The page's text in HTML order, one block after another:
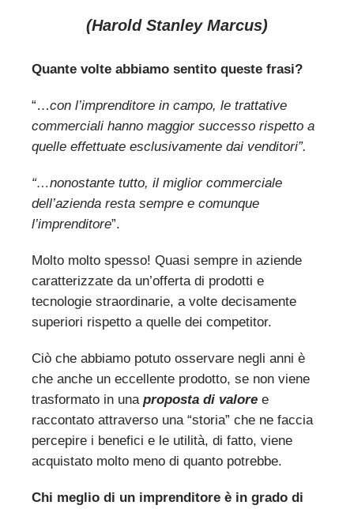
(Harold Stanley Marcus)
Quante volte abbiamo sentito queste frasi?
“…con l’imprenditore in campo, le trattative
commerciali hanno maggior successo rispetto a
quelle effettuate esclusivamente dai venditori”.
“…nonostante tutto, il miglior commerciale
dell’azienda resta sempre e comunque
l’imprenditore”.
Molto molto spesso! Quasi sempre in aziende
caratterizzate da un’offerta di prodotti e
tecnologie straordinarie, a volte decisamente
superiori rispetto a quelle dei competitor.
Ciò che abbiamo potuto osservare negli anni è
che anche un eccellente prodotto, se non viene
trasformato in una proposta di valoree
raccontato attraverso una “storia” che ne faccia
percepire i benefici e le utilità, di fatto, viene
acquistato molto meno di quanto potrebbe.
Chi meglio di un imprenditore è in grado di